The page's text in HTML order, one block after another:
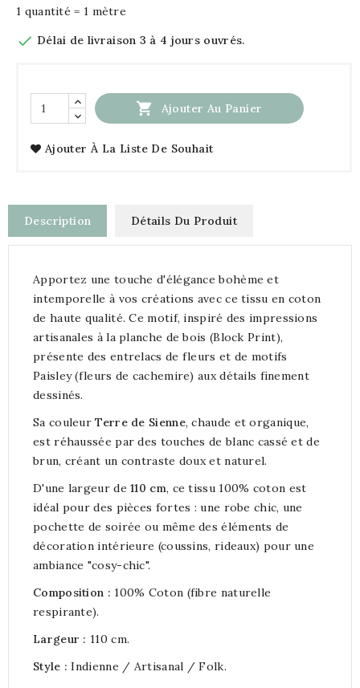
1 quantité = 1 mètre
 Délai de livraison 3 à 4 jours ouvrés.
 Ajouter Au Panier
Ajouter À La Liste De Souhait
Description Détails Du Produit
Apportez une touche d'élégance bohème et
intemporelle à vos créations avec ce tissu en coton
de haute qualité. Ce motif, inspiré des impressions
artisanales à la planche de bois (Block Print),
présente des entrelacs de fleurs et de motifs
Paisley (fleurs de cachemire) aux détails finement
dessinés.
Sa couleurTerre de Sienne, chaude et organique,
est réhaussée par des touches de blanc cassé et de
brun, créant un contraste doux et naturel.
D'une largeur de110 cm, ce tissu 100% coton est
idéal pour des pièces fortes : une robe chic, une
pochette de soirée ou même des éléments de
décoration intérieure (coussins, rideaux) pour une
ambiance "cosy-chic".
Composition : 100% Coton (fibre naturelle
respirante).
Largeur : 110 cm.
Style : Indienne / Artisanal / Folk.